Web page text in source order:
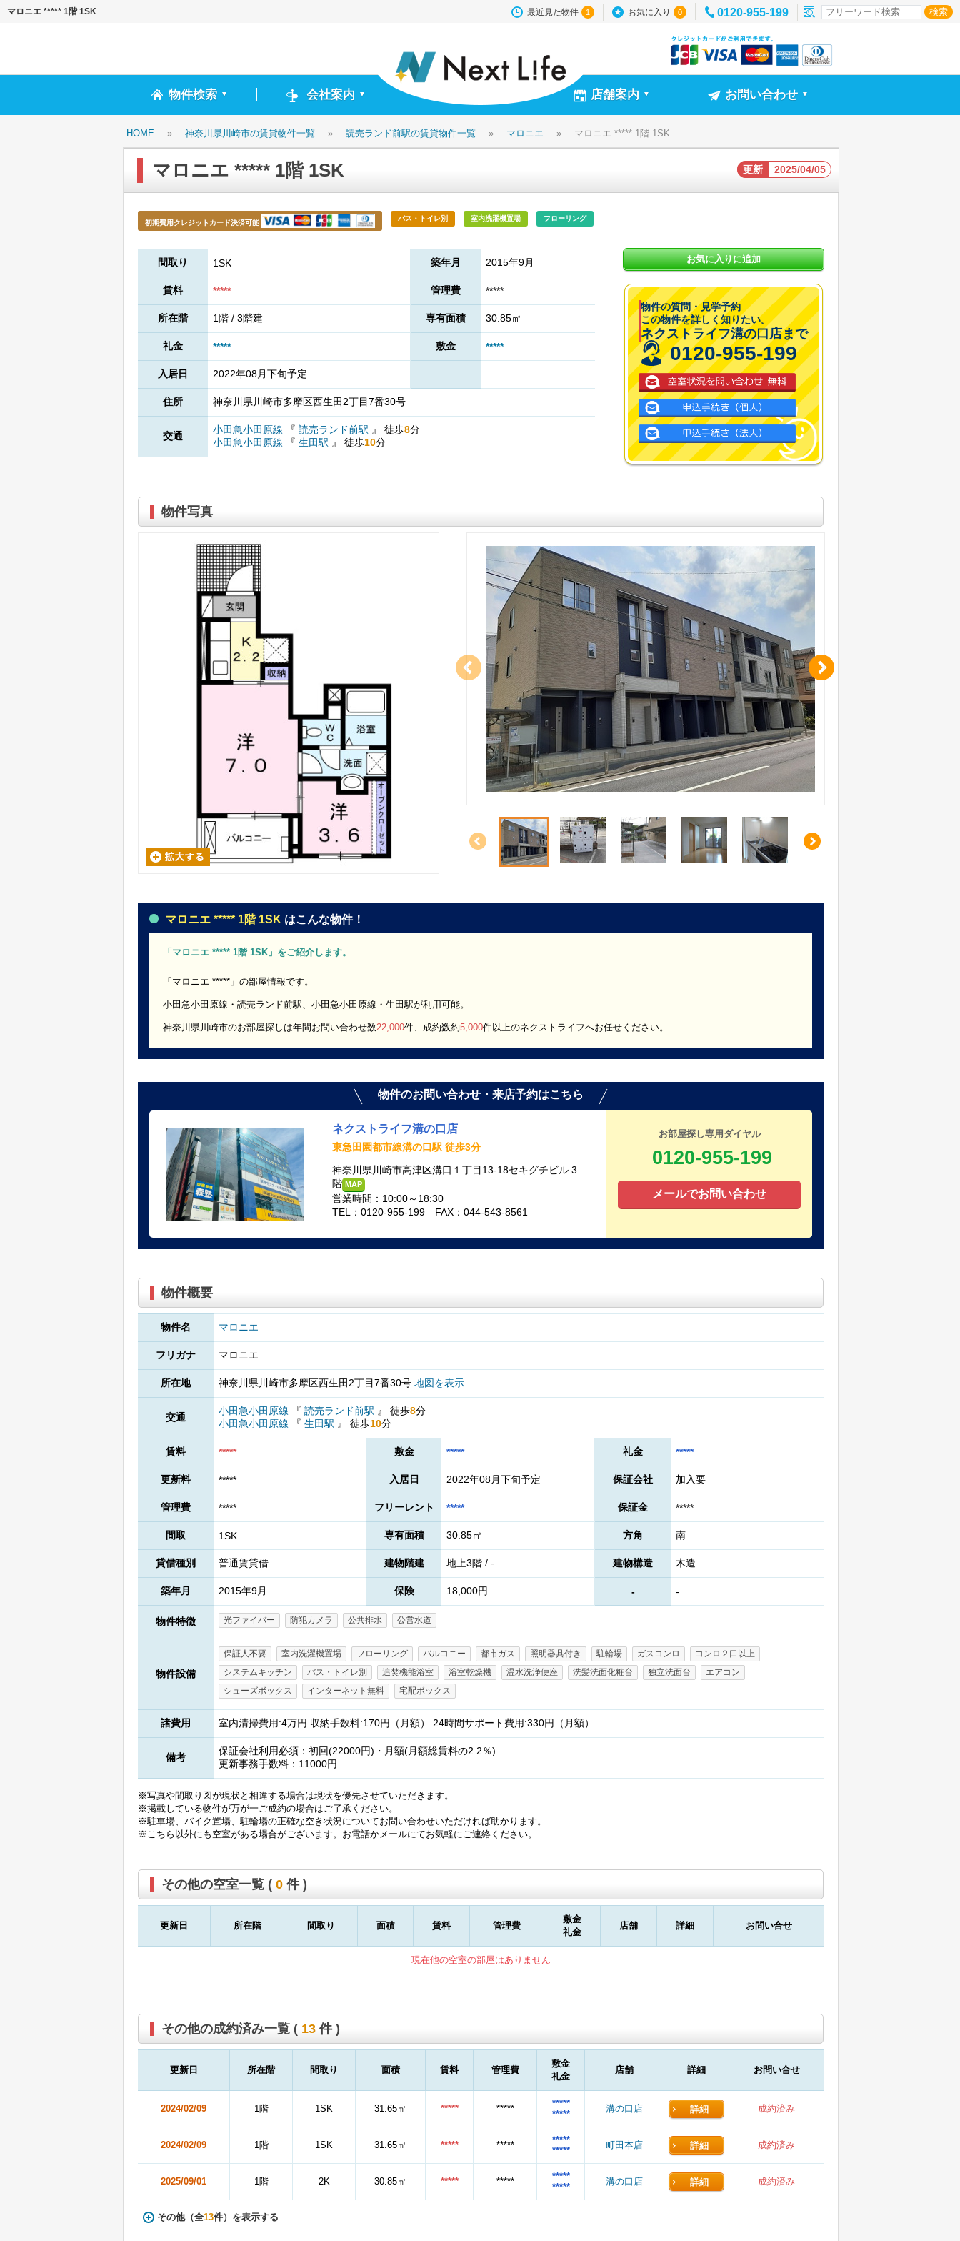
マロニエ ***** 1階 1SK 最近見た物件 1 お気に入り 0 0120-955-199
物件検索 ▼ 会社案内 ▼ 店舗案内 ▼ お問い合わせ ▼
HOME » 神奈川県川崎市の賃貸物件一覧 » 読売ランド前駅の賃貸物件一覧 » マロニエ » マロニエ ***** 1階 1SK
マロニエ ***** 1階 1SK 更新 2025/04/05
初期費用クレジットカード決済可能
バス・トイレ別 室内洗濯機置場 フローリング
間取り 1SK 築年月 2015年9月
賃料 ***** 管理費 *****
所在階 1階 / 3階建 専有面積 30.85㎡
礼金 ***** 敷金 *****
入居日 2022年08月下旬予定
住所 神奈川県川崎市多摩区西生田2丁目7番30号
交通
小田急小田原線 『 読売ランド前駅 』 徒歩8分
小田急小田原線
『 生田駅 』 徒歩10分
お気に入りに追加
物件の質問・見学予約
この物件を詳しく知りたい。
ネクストライフ溝の口店まで
0120-955-199
物件写真
マロニエ ***** 1階 1SK はこんな物件！
「マロニエ ***** 1階 1SK」をご紹介します。
「マロニエ *****」の部屋情報です。
小田急小田原線・読売ランド前駅、小田急小田原線・生田駅が利用可能。
神奈川県川崎市のお部屋探しは年間お問い合わせ数22,000件、成約数約5,000件以上のネクストライフへお任せください。
物件のお問い合わせ・来店予約はこちら
ネクストライフ溝の口店
東急田園都市線溝の口駅 徒歩3分
神奈川県川崎市高津区溝口１丁目13-18セキグチビル 3
階 MAP
営業時間：10:00～18:30
TEL：0120-955-199 FAX：044-543-8561
お部屋探し専用ダイヤル
0120-955-199
メールでお問い合わせ
物件概要
物件名 マロニエ
フリガナ マロニエ
所在地 神奈川県川崎市多摩区西生田2丁目7番30号 地図を表示
交通
小田急小田原線 『 読売ランド前駅 』 徒歩8分
小田急小田原線
『 生田駅 』 徒歩10分
賃料 ***** 敷金 ***** 礼金 *****
更新料 ***** 入居日 2022年08月下旬予定 保証会社 加入要
管理費 ***** フリーレント ***** 保証金 *****
間取 1SK 専有面積 30.85㎡ 方角 南
貸借種別 普通賃貸借 建物階建 地上3階 / - 建物構造 木造
築年月 2015年9月 保険 18,000円 - -
物件特徴 光ファイバー 防犯カメラ 公共排水 公営水道
物件設備
保証人不要 室内洗濯機置場 フローリング バルコニー 都市ガス 照明器具付き 駐輪場 ガスコンロ
コンロ２口以上
システムキッチン
バス・トイレ別 追焚機能浴室 浴室乾燥機 温水洗浄便座 洗髪洗面化粧台 独立洗面台
エアコン
シューズボックス
インターネット無料 宅配ボックス
諸費用 室内清掃費用:4万円 収納手数料:170円（月額） 24時間サポート費用:330円（月額）
備考
保証会社利用必須：初回(22000円)・月額(月額総賃料の2.2％)
更新事務手数料：11000円
※写真や間取り図が現状と相違する場合は現状を優先させていただきます。
※掲載している物件が万が一ご成約の場合はご了承ください。
※駐車場、バイク置場、駐輪場の正確な空き状況についてお問い合わせいただければ助かります。
※こちら以外にも空室がある場合がございます。お電話かメールにてお気軽にご連絡ください。
その他の空室一覧 ( 0 件 )
更新日 所在階 間取り 面積 賃料 管理費
敷金
礼金
店舗 詳細 お問い合せ
現在他の空室の部屋はありません
その他の成約済み一覧 ( 13 件 )
更新日 所在階 間取り 面積 賃料 管理費
敷金
礼金
店舗 詳細 お問い合せ
2024/02/09 1階 1SK 31.65㎡ ***** *****
*****
*****
溝の口店 詳細 成約済み
2024/02/09 1階 1SK 31.65㎡ ***** *****
*****
*****
町田本店 詳細 成約済み
2025/09/01 1階 2K 30.85㎡ ***** *****
*****
*****
溝の口店 詳細 成約済み
その他（全13件）を表示する